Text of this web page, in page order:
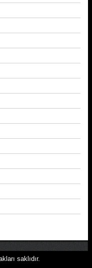
saklıdır.